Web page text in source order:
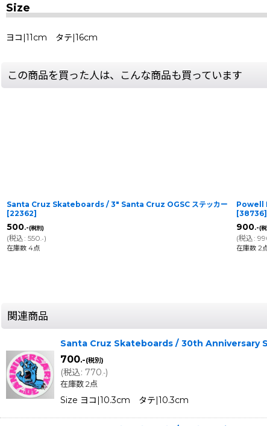
Size
ヨコ|11cm タテ|16cm
この商品を買った人は、こんな商品も買っています
Santa Cruz Skateboards / 3" Santa Cruz OGSC ステッカー
[22362]
500.-(税別)
(税込: 550 .-)
在庫数 4点
Powell
[38736]
900.-(
(税込:
在庫数 2
関連商品
Santa Cruz Skateboards / 30th Anniversary
700.-(税別)
(税込: 770.-)
在庫数 2点
Size ヨコ|10.3cm タテ|10.3cm